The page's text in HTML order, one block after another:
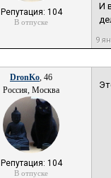
Репутация: 104
В отпуске
И
9
DronKo, 46
Россия, Москва
Репутация: 104
В отпуске